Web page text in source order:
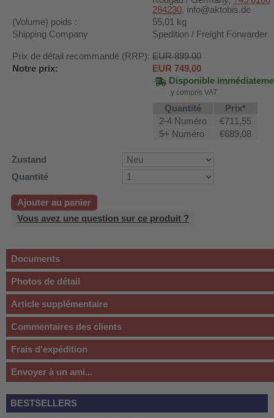
284230, info@aktobis.de
(Volume) poids :
55,01
kg
Shipping Company
Spedition / Freight Forwarder
Prix de détail recommandé (RRP): EUR 899.00
Notre prix:
EUR 749,00
Disponible
y compris VAT
Quantité
Prix*
2-4 Numéro
€711,55
5+ Numéro
€689,08
Zustand
Quantité
Ajouter au panier
Vous avez une question sur ce produit ?
Documents
Photos de détail
Article supplémentaire
Commentaires des clients
Frais d'expédition
Envoyer à un ami...
BESTSELLERS